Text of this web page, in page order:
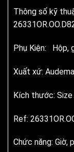
Thông số kỹ
Phụ Kiện: Hộp,
Xuất xứ:
Kích thước:
Ref:
Chức năng: Giờ,